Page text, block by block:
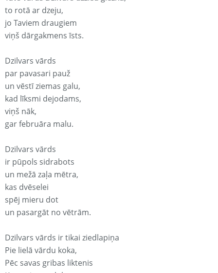
to rotā ar dzeju,
jo Taviem draugiem
viņš dārgakmens īsts.
Dzilvars vārds
par pavasari pauž
un vēstī ziemas galu,
kad līksmi dejodams,
viņš nāk,
gar februāra malu.
Dzilvars vārds
ir pūpols sidrabots
un mežā zaļa mētra,
kas dvēselei
spēj mieru dot
un pasargāt no vētrām.
Dzilvars vārds ir tikai ziedlapiņa
Pie lielā vārdu koka,
Pēc savas gribas liktenis